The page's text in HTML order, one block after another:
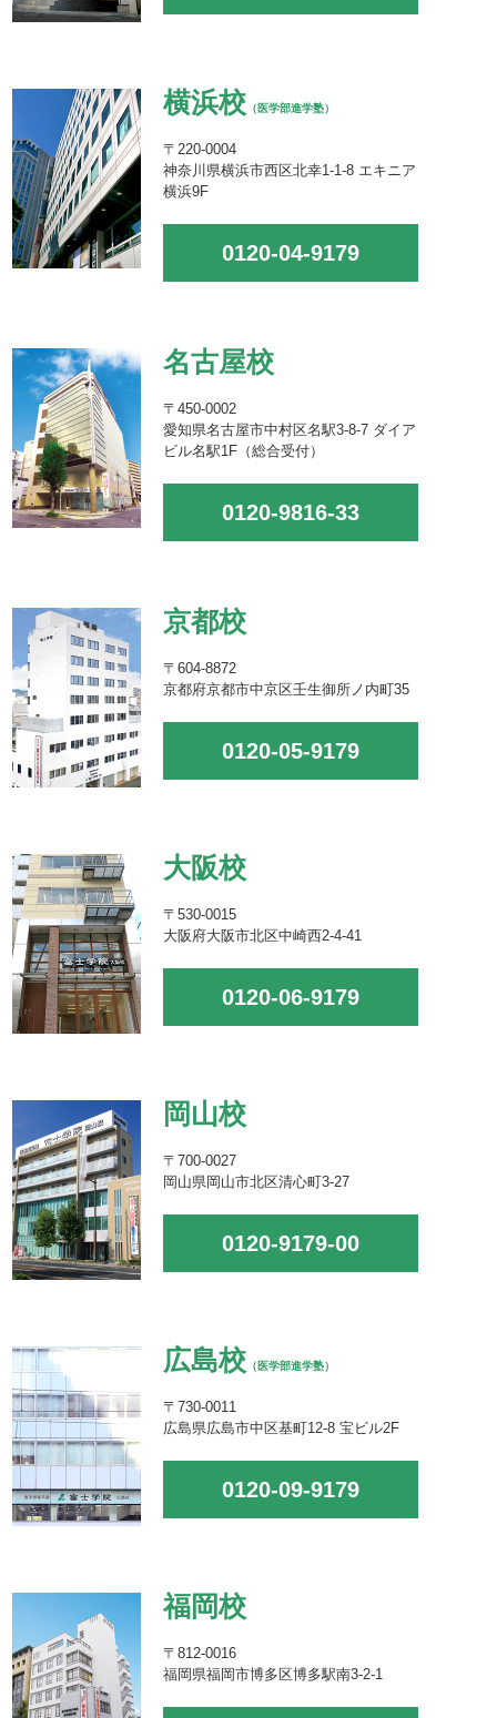
横浜校 （医学部進学塾）
〒220-0004
神奈川県横浜市西区北幸1-1-8 エキニア
横浜9F
0120-04-9179
名古屋校
〒450-0002
愛知県名古屋市中村区名駅3-8-7 ダイア
ビル名駅1F（総合受付）
0120-9816-33
京都校
〒604-8872
京都府京都市中京区壬生御所ノ内町35
0120-05-9179
大阪校
〒530-0015
大阪府大阪市北区中崎西2-4-41
0120-06-9179
岡山校
〒700-0027
岡山県岡山市北区清心町3-27
0120-9179-00
広島校 （医学部進学塾）
〒730-0011
広島県広島市中区基町12-8 宝ビル2F
0120-09-9179
福岡校
〒812-0016
福岡県福岡市博多区博多駅南3-2-1